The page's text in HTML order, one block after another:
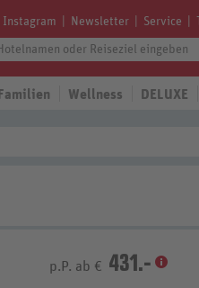
Instagram Newsletter Service
Familien Wellness DELUXE
p.P. ab € 431.-